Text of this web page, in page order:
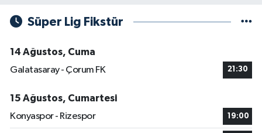
Süper Lig Fikstür
14 Ağustos, Cuma
Galatasaray - Çorum FK
21:30
15 Ağustos, Cumartesi
Konyaspor - Rizespor
19:00